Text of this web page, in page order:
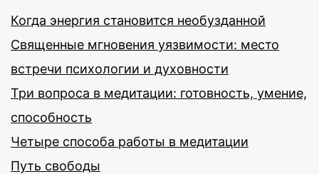
Когда энергия становится необузданной
Священные мгновения уязвимости: место
встречи психологии и духовности
Три вопроса в медитации: готовность, умение,
способность
Четыре способа работы в медитации
Путь свободы